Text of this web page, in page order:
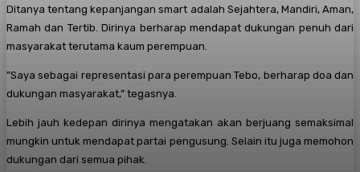
Ditanya tentang kepanjangan smart adalah Sejahtera, Mandiri, Aman,
Ramah dan Tertib. Dirinya berharap mendapat dukungan penuh dari
masyarakat terutama kaum perempuan.
”Saya sebagai representasi para perempuan Tebo, berharap doa dan
dukungan masyarakat,” tegasnya.
Lebih jauh kedepan dirinya mengatakan akan berjuang semaksimal
mungkin untuk mendapat partai pengusung. Selain itu juga memohon
dukungan dari semua pihak.